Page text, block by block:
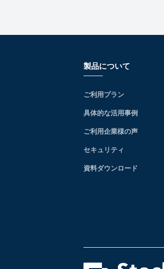
製品について
ご利用プラン
具体的な活用事例
ご利用企業様の声
セキュリティ
資料ダウンロード